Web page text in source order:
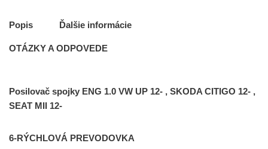
Popis Ďalšie informácie
OTÁZKY A ODPOVEDE
Posilovač spojky ENG 1.0 VW UP 12- , SKODA CITIGO 12- ,
SEAT MII 12-
6-RÝCHLOVÁ PREVODOVKA